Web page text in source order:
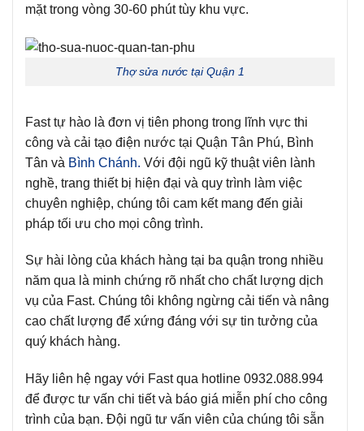
mặt trong vòng 30-60 phút tùy khu vực.
Thợ sửa nước tại Quận 1
Fast tự hào là đơn vị tiên phong trong lĩnh vực thi
công và cải tạo điện nước tại Quận Tân Phú, Bình
Tân và Bình Chánh. Với đội ngũ kỹ thuật viên lành
nghề, trang thiết bị hiện đại và quy trình làm việc
chuyên nghiệp, chúng tôi cam kết mang đến giải
pháp tối ưu cho mọi công trình.
Sự hài lòng của khách hàng tại ba quận trong nhiều
năm qua là minh chứng rõ nhất cho chất lượng dịch
vụ của Fast. Chúng tôi không ngừng cải tiến và nâng
cao chất lượng để xứng đáng với sự tin tưởng của
quý khách hàng.
Hãy liên hệ ngay với Fast qua hotline 0932.088.994
để được tư vấn chi tiết và báo giá miễn phí cho công
trình của bạn. Đội ngũ tư vấn viên của chúng tôi sẵn